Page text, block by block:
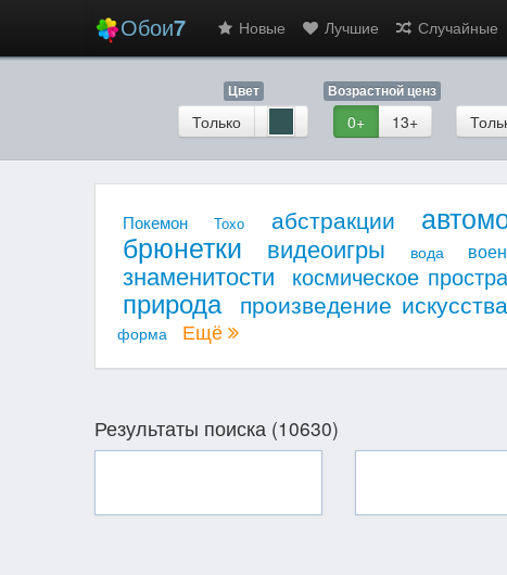
Обои7 Новые Лучшие Случайные
Цвет
Только
Возрастной ценз
0+ 13+
Покемон Тохо абстракции
брюнетки видеоигры вода
знаменитости космическое
природа произведение искусства
форма
Ещё
Результаты поиска (10630)